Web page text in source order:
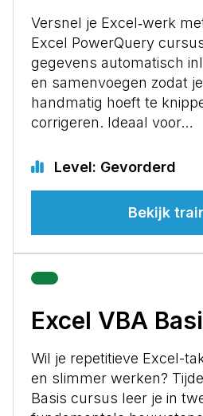
Versnel je Excel‑werk
Excel PowerQuery
gegevens automatisch
en samenvoegen zodat
handmatig hoeft te
corrigeren. Ideaal voor…
Level: Gevorderd
Bekijk
Excel VBA
Wil je repetitieve Excel-
en slimmer werken?
Basis cursus leer je in